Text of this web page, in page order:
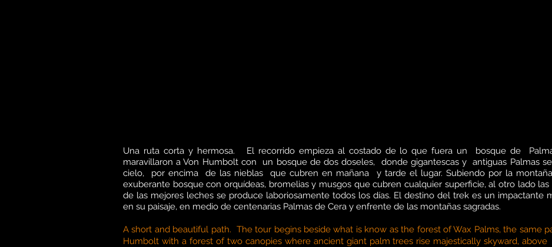
Una ruta corta y hermosa. El recorrido empieza al costado de lo que fuera un bosque de
maravillaron a Von Humbolt con un bosque de dos doseles, donde gigantescas y antiguas Palmas
cielo, por encima de las nieblas que cubren en mañana y tarde el lugar. Subiendo por la
exuberante bosque con orquídeas, bromelias y musgos que cubren cualquier superficie, al otro lado
de las mejores leches se produce laboriosamente todos los días. El destino del trek es un impactante
en su paisaje, en medio de centenarias Palmas de Cera y enfrente de las montañas sagradas.
A short and beautiful path. The tour begins beside what is know as the forest of Wax Palms, the same
Humbolt with a forest of two canopies where ancient giant palm trees rise majestically skyward,